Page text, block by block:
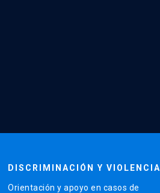
DISCRIMINACIÓN Y VIOLENCIA
Orientación y apoyo en casos de